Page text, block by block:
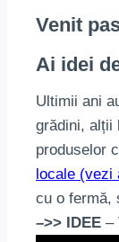
Venit
Ai idei
Ultimii ani
grădini, alții
produselor
locale
cu o fermă,
–>> IDEE –